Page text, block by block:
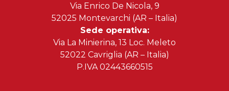
Via Enrico De Nicola, 9
52025 Montevarchi (AR – Italia)
Sede operativa:
Via La Minierina, 13 Loc. Meleto
52022 Cavriglia (AR – Italia)
P.IVA 02443660515